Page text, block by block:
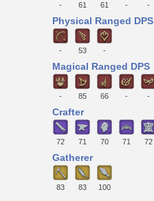
- 61 61 - -
Physical Ranged DPS
- 53 -
Magical Ranged DPS
- 85 66 - -
Crafter
72 71 70 71 72
Gatherer
83 83 100